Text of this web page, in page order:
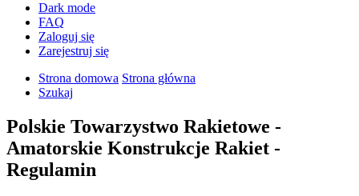
Dark mode
FAQ
Zaloguj się
Zarejestruj się
Strona domowa Strona główna
Szukaj
Polskie Towarzystwo Rakietowe -
Amatorskie Konstrukcje Rakiet -
Regulamin